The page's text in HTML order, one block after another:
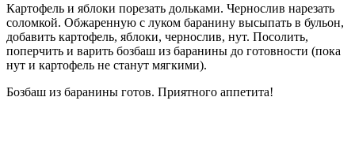
Картофель и яблоки порезать дольками. Чернослив нарезать
соломкой. Обжаренную с луком баранину высыпать в бульон,
добавить картофель, яблоки, чернослив, нут. Посолить,
поперчить и варить бозбаш из баранины до готовности (пока
нут и картофель не станут мягкими).
Бозбаш из баранины готов. Приятного аппетита!